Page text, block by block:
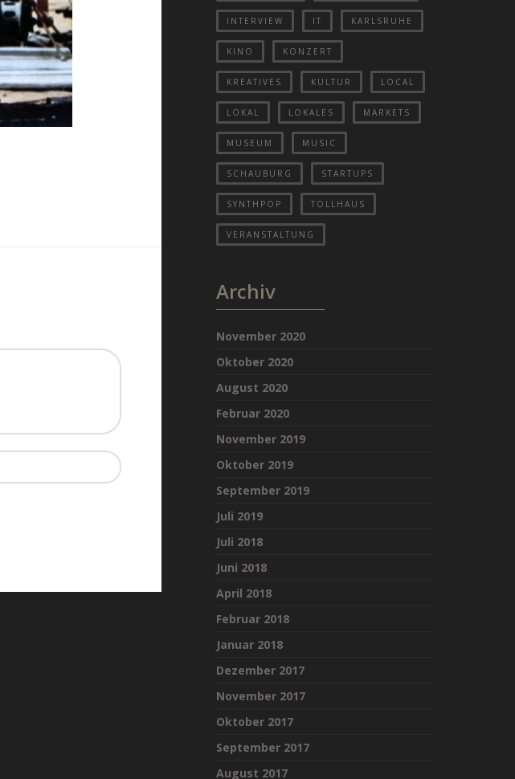
INTERVIEW IT KARLSRUHE
KINO KONZERT
KREATIVES KULTUR LOCAL
LOKAL LOKALES MARKETS
MUSEUM MUSIC
SCHAUBURG STARTUPS
SYNTHPOP TOLLHAUS
VERANSTALTUNG
Archiv
November 2020
Oktober 2020
August 2020
Februar 2020
November 2019
Oktober 2019
September 2019
Juli 2019
Juli 2018
Juni 2018
April 2018
Februar 2018
Januar 2018
Dezember 2017
November 2017
Oktober 2017
September 2017
August 2017